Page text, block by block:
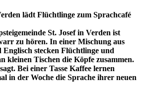
lädt Flüchtlinge zum Sprachcafé
St. Josef in Verden ist
zu hören. In einer Mischung aus
stecken Flüchtlinge und
kleinen Tischen die Köpfe zusammen.
Bei einer Tasse Kaffee lernen
in der Woche die Sprache ihrer neuen